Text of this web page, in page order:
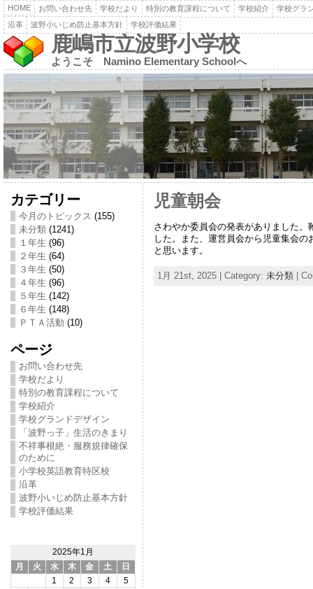
HOME お問い合わせ先 学校だより 特別の教育課程について 学校紹介
学校グラ
沿革
波野小いじめ防止基本方針 学校評価結果
鹿嶋市立波野小学校
ようこそ Namino Elementary Schoolへ
カテゴリー
今月のトピックス (155)
未分類(1241)
１年生 (96)
２年生 (64)
３年生 (50)
４年生 (96)
５年生 (142)
６年生 (148)
ＰＴＡ活動 (10)
ページ
お問い合わせ先
学校だより
特別の教育課程について
学校紹介
学校グランドデザイン
「波野っ子」生活のきまり
不祥事根絶・服務規律確保
のために
小学校英語教育特区校
沿革
波野小いじめ防止基本方針
学校評価結果
2025年1月
月
火 水 木 金 土 日
1 2 3 4
5
児童朝会
さわやか委員会の発表がありました
した。また、運営員会から児童集会
と思います。
1月 21st, 2025 | Category: 未分類|